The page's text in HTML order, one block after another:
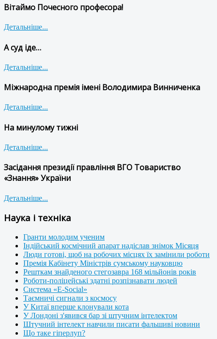
Вітаймо Почесного професора!
Детальніше...
А суд іде…
Детальніше...
Міжнародна премія імені Володимира Винниченка
Детальніше...
На минулому тижні
Детальніше...
Засідання президії правління ВГО Товариство
«Знання» України
Детальніше...
Наука і техніка
Гранти молодим ученим
Індійський космічний апарат надіслав знімок Місяця
Люди готові, щоб на робочих місцях їх замінили роботи
Премія Кабінету Міністрів сумському науковцю
Решткам знайденого стегозавра 168 мільйонів років
Роботи-поліцейські здатні розпізнавати людей
Система «E-Social»
Таємничі сигнали з космосу
У Китаї вперше клонували кота
У Лондоні з'явився бар зі штучним інтелектом
Штучний інтелект навчили писати фальшиві новини
Що таке гіперлуп?